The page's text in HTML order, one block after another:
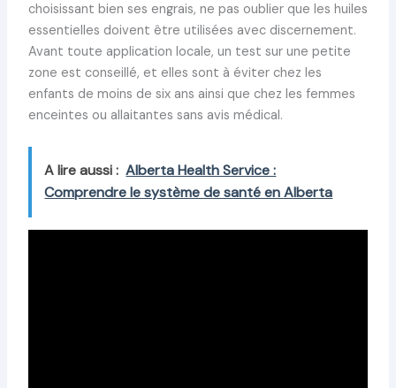
choisissant bien ses engrais, ne pas oublier que les huiles
essentielles doivent être utilisées avec discernement.
Avant toute application locale, un test sur une petite
zone est conseillé, et elles sont à éviter chez les
enfants de moins de six ans ainsi que chez les femmes
enceintes ou allaitantes sans avis médical.
A lire aussi : Alberta Health Service :
Comprendre le système de santé en Alberta